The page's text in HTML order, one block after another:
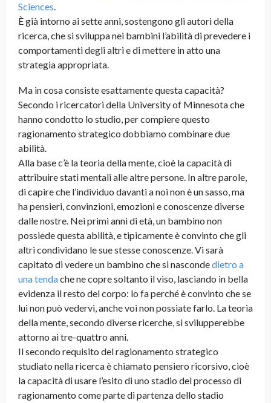
Sciences.
È già intorno ai sette anni, sostengono gli autori della
ricerca, che si sviluppa nei bambini l’abilità di prevedere i
comportamenti degli altri e di mettere in atto una
strategia appropriata.
Ma in cosa consiste esattamente questa capacità?
Secondo i ricercatori della University of Minnesota che
hanno condotto lo studio, per compiere questo
ragionamento strategico dobbiamo combinare due
abilità.
Alla base c’è la teoria della mente, cioè la capacità di
attribuire stati mentali alle altre persone. In altre parole,
di capire che l’individuo davanti a noi non è un sasso, ma
ha pensieri, convinzioni, emozioni e conoscenze diverse
dalle nostre. Nei primi anni di età, un bambino non
possiede questa abilità, e tipicamente è convinto che gli
altri condividano le sue stesse conoscenze. Vi sarà
capitato di vedere un bambino che si nascondedietro a
una tendache ne copre soltanto il viso, lasciando in bella
evidenza il resto del corpo: lo fa perché è convinto che se
lui non può vedervi, anche voi non possiate farlo. La teoria
della mente, secondo diverse ricerche, si svilupperebbe
attorno ai tre-quattro anni.
Il secondo requisito del ragionamento strategico
studiato nella ricerca è chiamato pensiero ricorsivo, cioè
la capacità di usare l’esito di uno stadio del processo di
ragionamento come parte di partenza dello stadio